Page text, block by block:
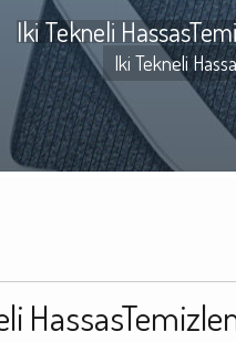
Iki Tekneli
Iki Tekneli